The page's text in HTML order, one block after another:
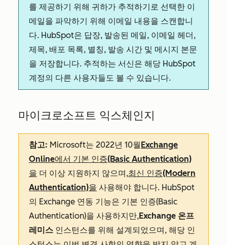
를 제공하기 위해 귀하가 추적하기로 선택한 이
메일을 파악하기 위해 이메일 내용을 스캔합니
다. HubSpot은 답장, 발송된 메일, 이메일 헤더,
제목, 배포 목록, 별칭, 발송 시간 및 메시지 본문
을 저장합니다. 추적하는 서신은 해당 HubSpot
계정의 다른 사용자들도 볼 수 있습니다.
마이크로소프트 익스체인지
참고: Microsoft는 2022년 10월Exchange
Online에서 기본 인증(Basic Authentication)
을 더 이상 지원하지 않으며,최신 인증(Modern
Authentication)을 사용해야 합니다. HubSpot
의 Exchange 연동 기능은 기본 인증(Basic
Authentication)을 사용하지만,Exchange 온프
레미스 인스턴스를 위해 설계되었으며, 해당 인